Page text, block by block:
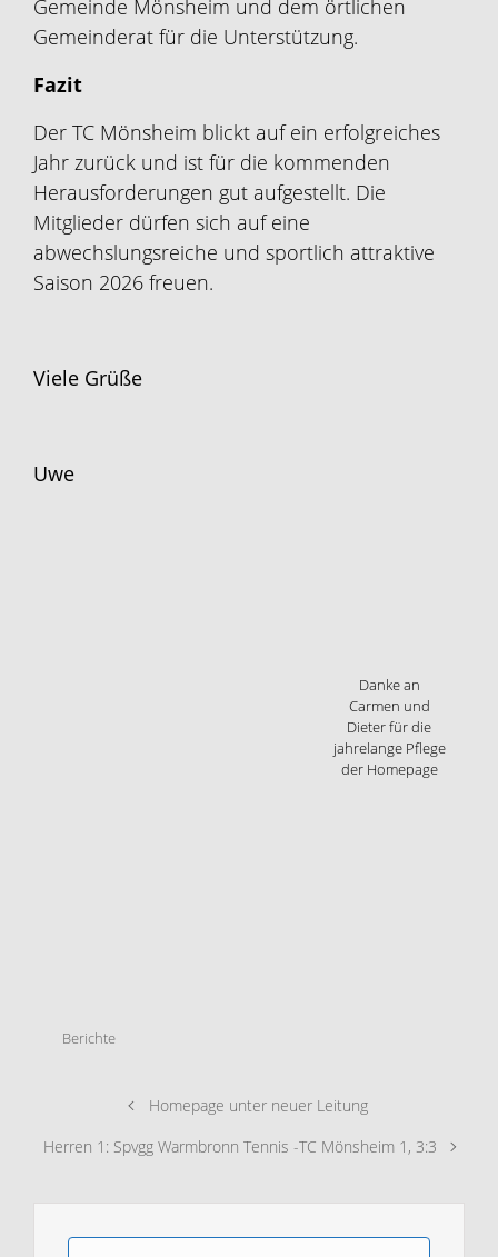
Gemeinde Mönsheim und dem örtlichen
Gemeinderat für die Unterstützung.
Fazit
Der TC Mönsheim blickt auf ein erfolgreiches
Jahr zurück und ist für die kommenden
Herausforderungen gut aufgestellt. Die
Mitglieder dürfen sich auf eine
abwechslungsreiche und sportlich attraktive
Saison 2026 freuen.
Viele Grüße
Uwe
Danke an
Carmen und
Dieter für die
jahrelange Pflege
der Homepage
Berichte
Homepage unter neuer Leitung
Herren 1: Spvgg Warmbronn Tennis -TC Mönsheim 1, 3:3